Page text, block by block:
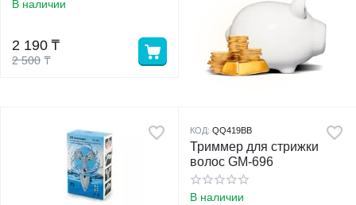
В наличии
2 500 ₸
2 190 ₸
КОД: QQ419BB
Триммер для стрижки
волос GM-696
В наличии